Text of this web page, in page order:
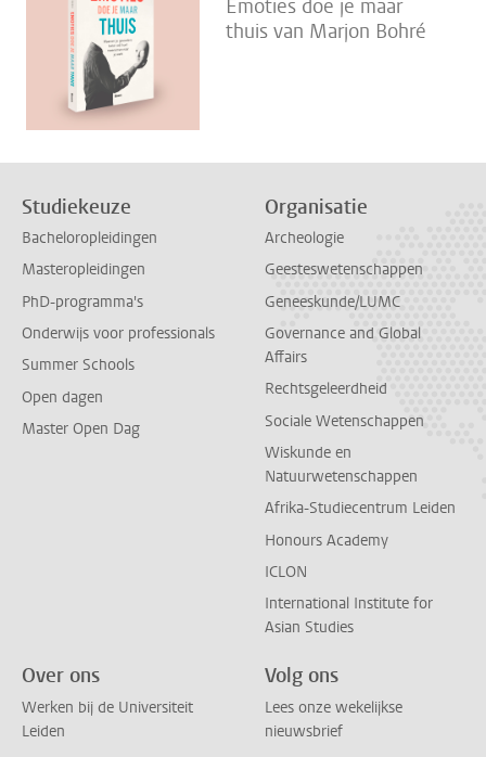
Emoties doe je maar
thuis van Marjon Bohré
Studiekeuze
Bacheloropleidingen
Masteropleidingen
PhD-programma's
Onderwijs voor professionals
Summer Schools
Open dagen
Master Open Dag
Organisatie
Archeologie
Geesteswetenschappen
Geneeskunde/LUMC
Governance and Global
Affairs
Rechtsgeleerdheid
Sociale Wetenschappen
Wiskunde en
Natuurwetenschappen
Afrika-Studiecentrum Leiden
Honours Academy
ICLON
International Institute for
Asian Studies
Over ons
Werken bij de Universiteit
Leiden
Volg ons
Lees onze wekelijkse
nieuwsbrief